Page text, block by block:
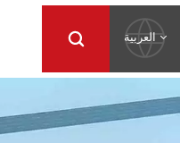
العربية